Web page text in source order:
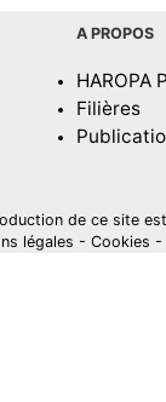
A PROPOS
HAROPA
Filières
de ce site
légales - Cookies -